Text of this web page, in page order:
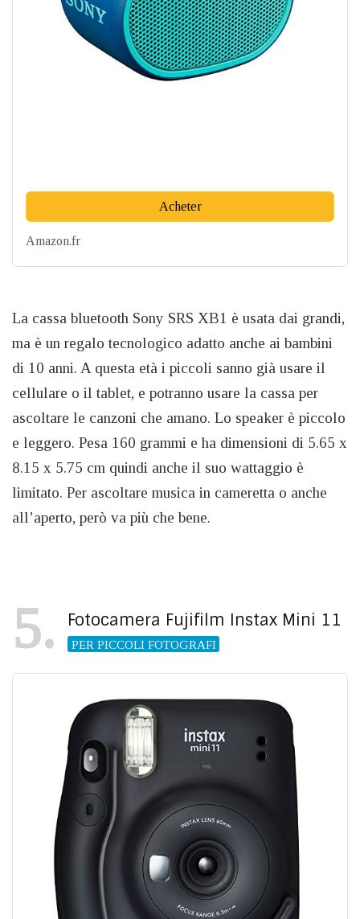
Acheter
Amazon.fr
La cassa bluetooth Sony SRS XB1 è usata dai grandi,
ma è un regalo tecnologico adatto anche ai bambini
di 10 anni. A questa età i piccoli sanno già usare il
cellulare o il tablet, e potranno usare la cassa per
ascoltare le canzoni che amano. Lo speaker è piccolo
e leggero. Pesa 160 grammi e ha dimensioni di 5.65 x
8.15 x 5.75 cm quindi anche il suo wattaggio è
limitato. Per ascoltare musica in cameretta o anche
all’aperto, però va più che bene.
5 Fotocamera Fujifilm Instax Mini 11
PER PICCOLI FOTOGRAFI